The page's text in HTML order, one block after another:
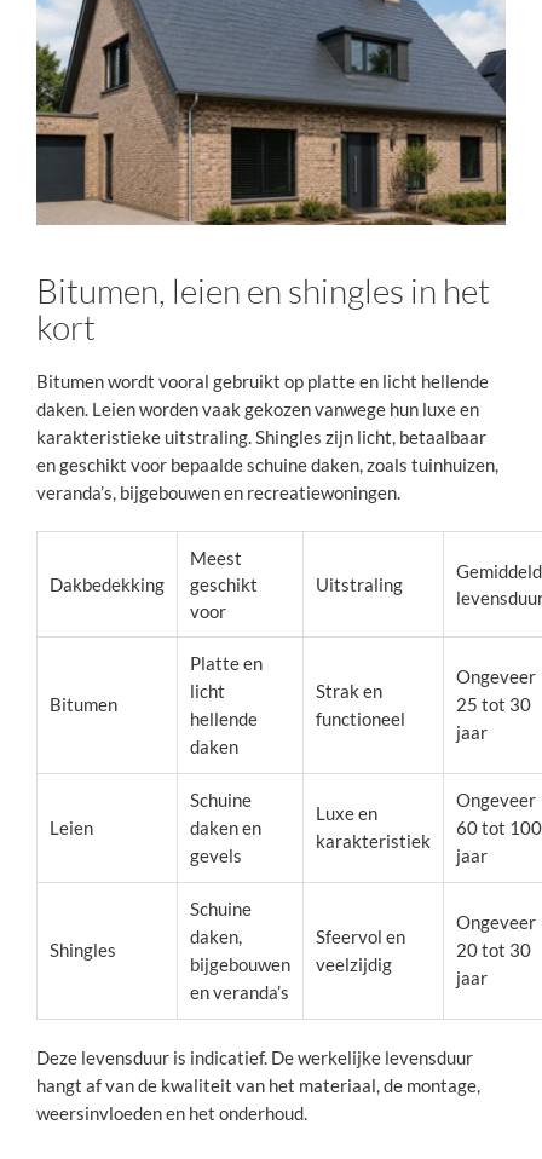
Bitumen, leien en shingles in het
kort
Bitumen wordt vooral gebruikt op platte en licht hellende
daken. Leien worden vaak gekozen vanwege hun luxe en
karakteristieke uitstraling. Shingles zijn licht, betaalbaar
en geschikt voor bepaalde schuine daken, zoals tuinhuizen,
veranda’s, bijgebouwen en recreatiewoningen.
Dakbedekking
Meest
geschikt
voor
Uitstraling
Bitumen
Platte en
licht
hellende
daken
Strak en
functioneel
Ongeveer
25 tot 30
jaar
Leien
Schuine
daken en
gevels
Luxe en
karakteristiek
Ongeveer
60 tot 100
jaar
Shingles
Schuine
daken,
bijgebouwen
en veranda’s
Sfeervol en
veelzijdig
Ongeveer
20 tot 30
jaar
Deze levensduur is indicatief. De werkelijke levensduur
hangt af van de kwaliteit van het materiaal, de montage,
weersinvloeden en het onderhoud.